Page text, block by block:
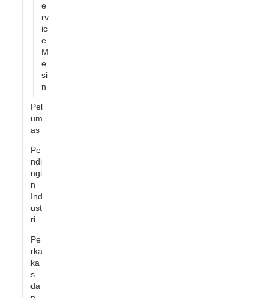
e
rv
ic
e
M
e
si
n
Pel
um
as
Pe
ndi
ngi
n
Ind
ust
ri
Pe
rka
ka
s
da